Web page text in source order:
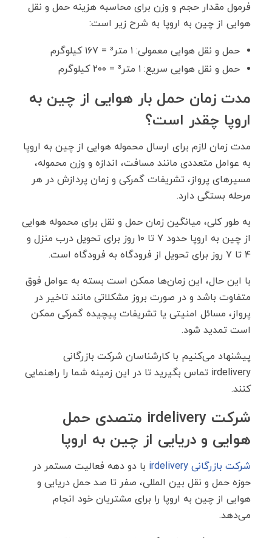
فرمول مقدار حجم و وزن برای محاسبه هزینه حمل و نقل
هوایی از چین به اروپا به شرح زیر است:
حمل و نقل هوایی معمولی: ۱ متر³ = ۱۶۷ کیلوگرم
حمل و نقل هوایی سریع: ۱ متر³ = ۲۰۰ کیلوگرم
مدت زمان حمل بار هوایی از چین به
اروپا چقدر است؟
مدت زمان لازم برای ارسال محموله هوایی از چین به اروپا
به عوامل متعددی مانند مسافت، اندازه و وزن محموله،
مسیر‌های پرواز، تشریفات گمرکی و زمان پردازش در هر
مرحله بستگی دارد.
به طور کلی، میانگین زمان حمل و نقل برای محموله هوایی
از چین به اروپا حدود ۷ تا ۱۰ روز برای تحویل درب منزل و
۴ تا ۷ روز برای تحویل از فرودگاه به فرودگاه است.
با این حال، این زمان‌ها ممکن است بسته به عوامل فوق
متفاوت باشد و در صورت بروز مشکلاتی مانند تاخیر در
پرواز، مسائل امنیتی یا تشریفات پیچیده گمرکی ممکن
است تمدید شود.
پیشنهاد می‌کنیم با کارشناسان شرکت بازرگانی
irdelivery تماس بگیرید تا در این زمینه شما را راهنمایی
کنند.
شرکت irdelivery متصدی حمل
هوایی و دریایی از چین به اروپا
شرکت بازرگانی irdelivery
با دو دهه فعالیت مستمر در
حوزه حمل و نقل بین المللی، صفر تا صد حمل دریایی و
هوایی از چین به اروپا را برای مشتریان خود انجام
می‌دهد.